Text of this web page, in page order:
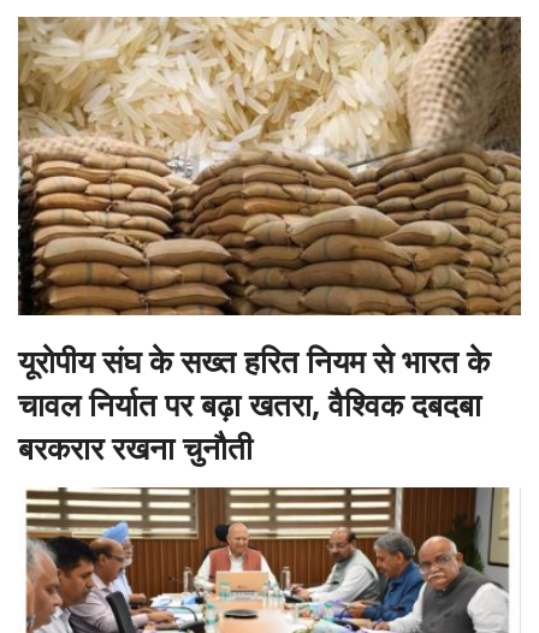
यूरोपीय संघ के सख्त हरित नियम से भारत के
चावल निर्यात पर बढ़ा खतरा, वैश्विक दबदबा
बरकरार रखना चुनौती